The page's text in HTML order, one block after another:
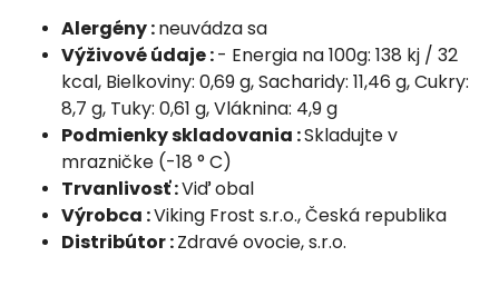
Alergény :neuvádza sa
Výživové údaje :- Energia na 100g: 138 kj / 32
kcal, Bielkoviny: 0,69 g, Sacharidy: 11,46 g, Cukry:
8,7 g, Tuky: 0,61 g, Vláknina: 4,9 g
Podmienky skladovania :Skladujte v
mrazničke (-18 ° C)
Trvanlivosť :Viď obal
Výrobca :Viking Frost s.r.o., Česká republika
Distribútor :Zdravé ovocie, s.r.o.